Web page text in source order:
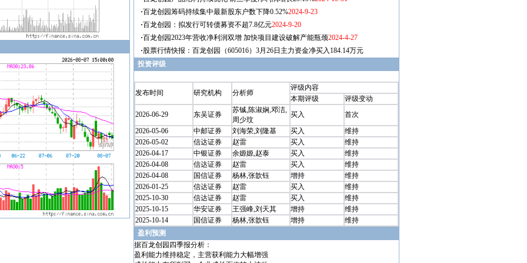
投资评级
发布时间 研究机构 分析师
评级内容
本期评级
评级变动
2026-06-29
东吴证券
苏铖,陈淑娴,邓洁,
周少玟
买入
首次
2026-05-06
中邮证券 刘海荣,刘隆基 买入
维持
2026-05-02
信达证券 赵雷 买入
维持
2026-04-17
中银证券 余嫄嫄,赵泰 买入
维持
2026-04-08
信达证券 赵雷 买入
维持
2026-04-08
国信证券 杨林,张歆钰 增持
维持
2026-01-25
信达证券 赵雷 买入
维持
2025-10-30
信达证券 赵雷 买入
维持
2025-10-15
华安证券 王强峰,刘天其 增持
维持
2025-10-14
国信证券 杨林,张歆钰 增持
维持
盈利预测
据百龙创园四季报分析：
盈利能力维持稳定，主营获利能力大幅增强